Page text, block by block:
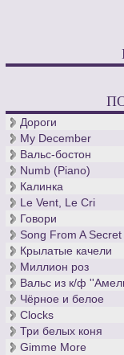
Дороги
My December
Вальс-бостон
Numb (Piano)
Калинка
Le Vent, Le Cri
Говори
Song From A
Крылатые качели
Миллион роз
Вальс из к/ф
Чёрное и белое
Clocks
Три белых коня
Gimme More